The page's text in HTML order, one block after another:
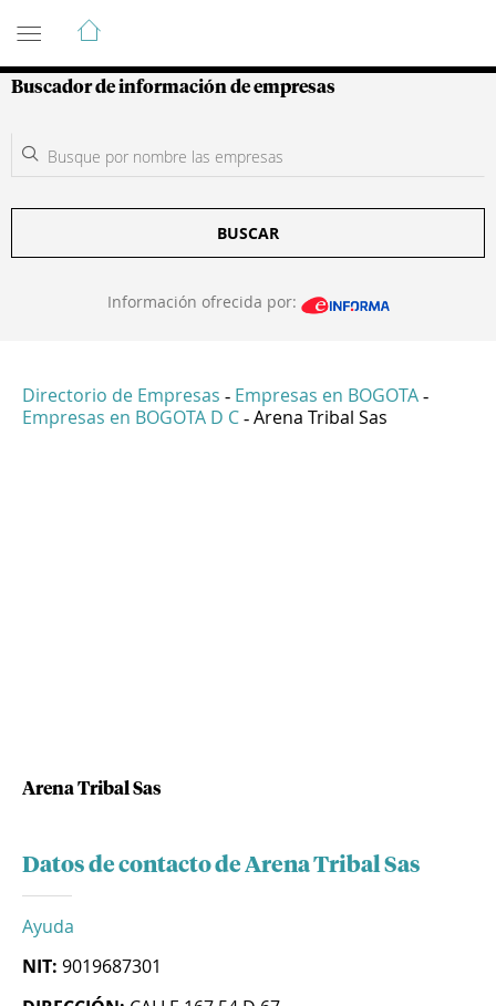
Guía de Empresas Colombianas
Buscador de información de empresas
BUSCAR
Información ofrecida por:
Directorio de Empresas - Empresas en BOGOTA -
Empresas en BOGOTA D C - Arena Tribal Sas
Arena Tribal Sas
Datos de contacto de Arena Tribal Sas
Ayuda
NIT: 9019687301